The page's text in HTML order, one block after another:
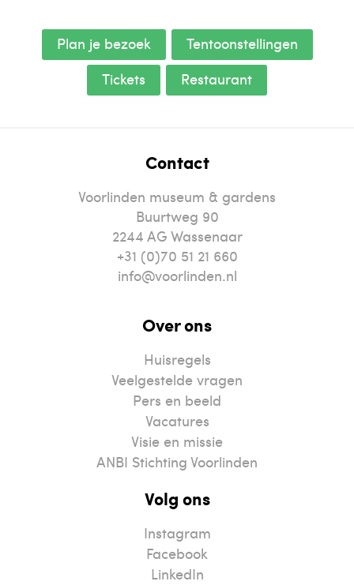
Plan je bezoek
Tentoonstellingen
Tickets
Restaurant
Contact
Voorlinden museum & gardens
Buurtweg 90
2244 AG Wassenaar
+31 (0)70 51 21 660
info@voorlinden.nl
Over ons
Huisregels
Veelgestelde vragen
Pers en beeld
Vacatures
Visie en missie
ANBI Stichting Voorlinden
Volg ons
Instagram
Facebook
LinkedIn